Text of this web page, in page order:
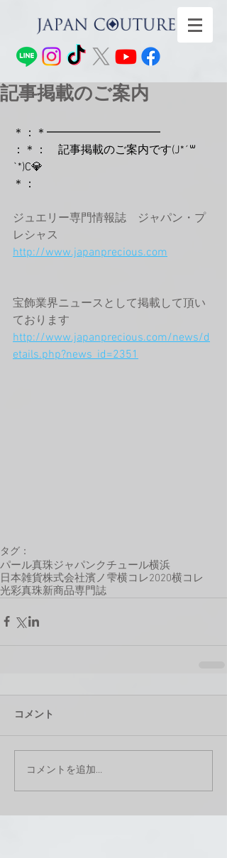
記事掲載のご案内
＊：＊━━━━━━━━━━
：＊：　記事掲載のご案内です(J*´꒳
`*)C💎
＊：
ジュエリー専門情報誌　ジャパン・プ
レシャス
http://www.japanprecious.com
宝飾業界ニュースとして掲載して頂い
ております
http://www.japanprecious.com/news/d
etails.php?news_id=2351
タグ：
パール真珠ジャパンクチュール横浜
日本雑貨株式会社濱ノ雫横コレ2020横コレ
光彩真珠新商品専門誌
コメント
コメントを追加…